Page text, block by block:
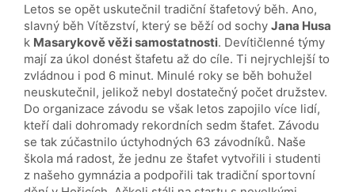
Letos se opět uskutečnil tradiční štafetový běh. Ano,
slavný běh Vítězství, který se běží od sochy Jana Husa
k Masarykově věži samostatnosti. Devítičlenné týmy
mají za úkol donést štafetu až do cíle. Ti nejrychlejší to
zvládnou i pod 6 minut. Minulé roky se běh bohužel
neuskutečnil, jelikož nebyl dostatečný počet družstev.
Do organizace závodu se však letos zapojilo více lidí,
kteří dali dohromady rekordních sedm štafet. Závodu
se tak zúčastnilo úctyhodných 63 závodníků. Naše
škola má radost, že jednu ze štafet vytvořili i studenti
z našeho gymnázia a podpořili tak tradiční sportovní